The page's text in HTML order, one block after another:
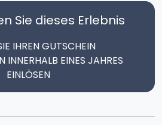
Sie dieses Erlebnis
IHREN GUTSCHEIN
INNERHALB EINES JAHRES
EINLÖSEN